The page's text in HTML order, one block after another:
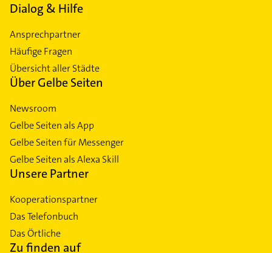
Dialog & Hilfe
Ansprechpartner
Häufige Fragen
Übersicht aller Städte
Über Gelbe Seiten
Newsroom
Gelbe Seiten als App
Gelbe Seiten für Messenger
Gelbe Seiten als Alexa Skill
Unsere Partner
Kooperationspartner
Das Telefonbuch
Das Örtliche
Zu finden auf